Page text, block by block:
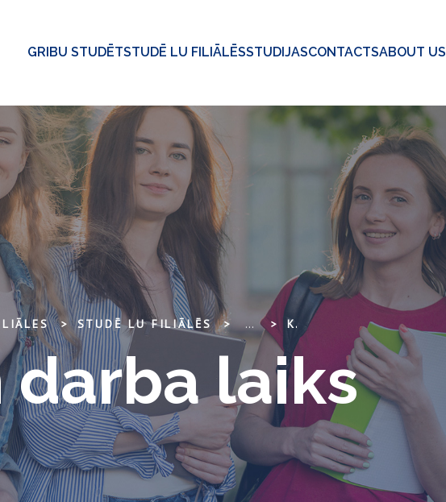
GRIBU STUDĒTSTUDĒ LU FILIĀLĒSSTUDIJASCONTACTSABOUT US
STUDĒ LU FILIĀLĒS ... KONTAKTI UN DARBA LAIKS
laiks